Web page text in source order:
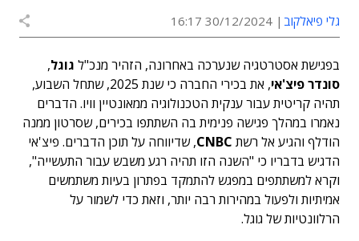
גלי פיאלקוב 30/12/2024 16:17
בפגישת אסטרטגיה שנערכה באחרונה, הזהיר מנכ"ל גוגל,
סונדר פיצ'אי
, את בכירי החברה כי שנת 2025, שתחל השבוע,
תהיה קריטית עבור ענקית הטכנולוגיה ממאונטיין וויו. הדברים
נאמרו במהלך פגישה פנימית בה השתתפו בכירים, שסרטון ממנה
הודלף והגיע אל רשת CNBC, שדיווחה על תוכן הדברים. פיצ'אי
הדגיש בדבריו כי "השנה הזו תהיה רגע משבש עבור התעשייה",
וקרא למשתתפים במפגש להתמקד בפתרון בעיות משתמשים
אמיתיות ולפעול במהירות רבה יותר, וזאת כדי לשמור על
הרלוונטיות של גוגל.